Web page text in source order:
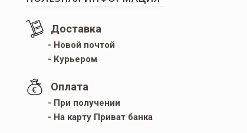
Доставка
- Новой почтой
- Курьером
Оплата
- При получении
- На карту Приват банка